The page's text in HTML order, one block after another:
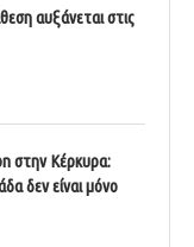
αυξάνεται στις
στην Κέρκυρα:
δεν είναι μόνο